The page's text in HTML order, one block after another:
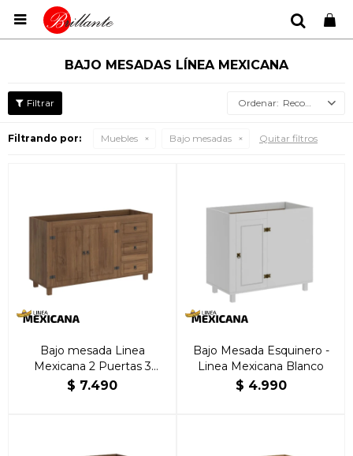

BAJO MESADAS LÍNEA MEXICANA
Recomendados
Filtrando por: Muebles Bajo mesadas Quitar filtros
Bajo mesada Linea
Mexicana 2 Puertas 3
cajones Nogal
$ 7.490
Bajo Mesada Esquinero -
Linea Mexicana Blanco
$ 4.990